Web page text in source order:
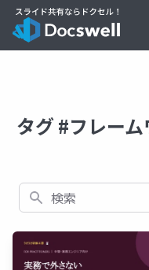
タグ #フレー
検索